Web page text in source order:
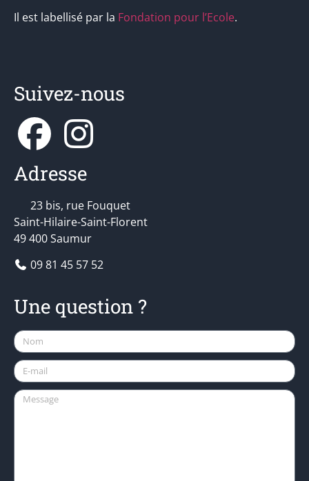
Il est labellisé par la Fondation pour l’Ecole.
Suivez-nous
Adresse
23 bis, rue Fouquet
Saint-Hilaire-Saint-Florent
49 400 Saumur
09 81 45 57 52
Une question ?